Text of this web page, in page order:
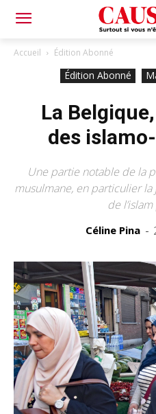
Accueil Édition Abonné
Édition Abonné
La
des
Une partie notable de la
musulmane, en particulier la
de
Céline Pina -